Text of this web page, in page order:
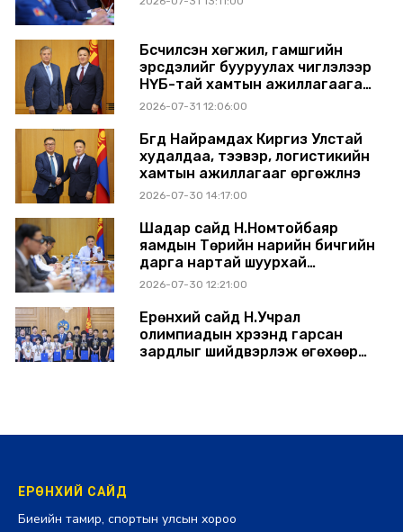
Бүсчилсэн хөгжил, гамшгийн
эрсдэлийг бууруулах чиглэлээр
НҮБ-тай хамтын ажиллагаагаа
өргөжүүлэхээр санал солилцлоо
2026-07-31 12:06:00
Бүгд Найрамдах Киргиз Улстай
худалдаа, тээвэр, логистикийн
хамтын ажиллагааг өргөжүүлнэ
2026-07-30 14:17:00
Шадар сайд Н.Номтойбаяр
яамдын Төрийн нарийн бичгийн
дарга нартай шуурхай
хуралдлаа
2026-07-30 12:21:00
Ерөнхий сайд Н.Учрал
олимпиадын хүрээнд гарсан
зардлыг шийдвэрлэж өгөхөөр
ЕРӨНХИЙ САЙД
Биеийн тамир, спортын улсын хороо